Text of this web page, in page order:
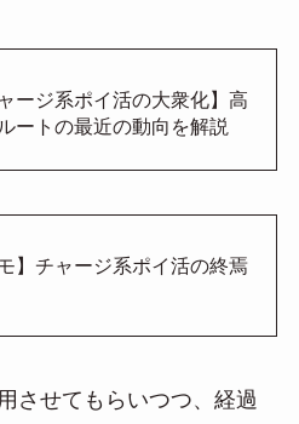
ャージ系ポイ活の大衆化】高
ートの最近の動向を解説
モ】チャージ系ポイ活の終焉
させてもらいつつ、経過